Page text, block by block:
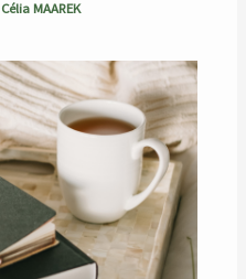
Célia MAAREK